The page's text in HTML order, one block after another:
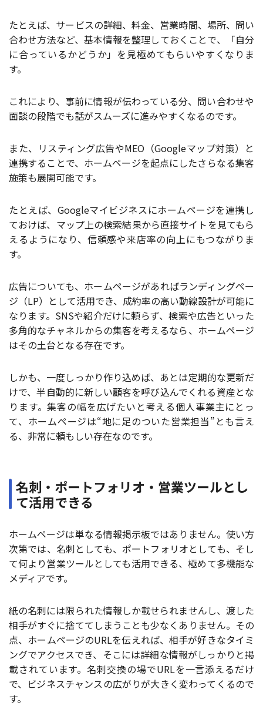
たとえば、サービスの詳細、料金、営業時間、場所、問い
合わせ方法など、基本情報を整理しておくことで、「自分
に合っているかどうか」を見極めてもらいやすくなりま
す。
これにより、事前に情報が伝わっている分、問い合わせや
面談の段階でも話がスムーズに進みやすくなるのです。
また、リスティング広告やMEO（Googleマップ対策）と
連携することで、ホームページを起点にしたさらなる集客
施策も展開可能です。
たとえば、Googleマイビジネスにホームページを連携し
ておけば、マップ上の検索結果から直接サイトを見てもら
えるようになり、信頼感や来店率の向上にもつながりま
す。
広告についても、ホームページがあればランディングペー
ジ（LP）として活用でき、成約率の高い動線設計が可能に
なります。SNSや紹介だけに頼らず、検索や広告といった
多角的なチャネルからの集客を考えるなら、ホームページ
はその土台となる存在です。
しかも、一度しっかり作り込めば、あとは定期的な更新だ
けで、半自動的に新しい顧客を呼び込んでくれる資産とな
ります。集客の幅を広げたいと考える個人事業主にとっ
て、ホームページは“地に足のついた営業担当”とも言え
る、非常に頼もしい存在なのです。
名刺・ポートフォリオ・営業ツールとし
て活用できる
ホームページは単なる情報掲示板ではありません。使い方
次第では、名刺としても、ポートフォリオとしても、そし
て何より営業ツールとしても活用できる、極めて多機能な
メディアです。
紙の名刺には限られた情報しか載せられませんし、渡した
相手がすぐに捨ててしまうことも少なくありません。その
点、ホームページのURLを伝えれば、相手が好きなタイミ
ングでアクセスでき、そこには詳細な情報がしっかりと掲
載されています。名刺交換の場でURLを一言添えるだけ
で、ビジネスチャンスの広がりが大きく変わってくるので
す。